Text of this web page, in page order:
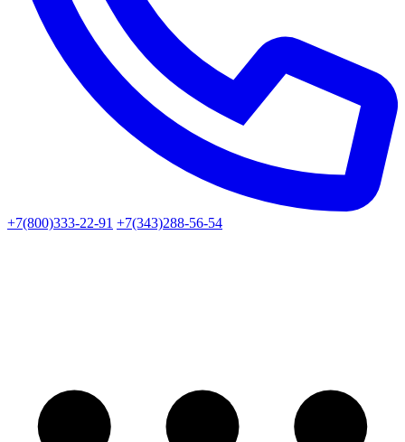
+7(800)333-22-91 +7(343)288-56-54